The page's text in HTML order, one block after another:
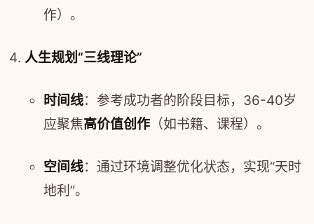
作）。
人生规划“三线理论”
时间线：参考成功者的阶段目标，36-40岁
应聚焦高价值创作 （如书籍、课程）。
空间线：通过环境调整优化状态，实现“天时
地利”。